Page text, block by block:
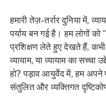
हमारी तेज़-तर्रार दुनिया में,
पर्याय बन गई है। हम लोगों
प्रशिक्षण लेते हुए देखते हैं,
व्यायाम, या व्यायाम का
हो? पड़ाव आयुर्वेद में, हम अपने
संतुलित और व्यक्तिगत